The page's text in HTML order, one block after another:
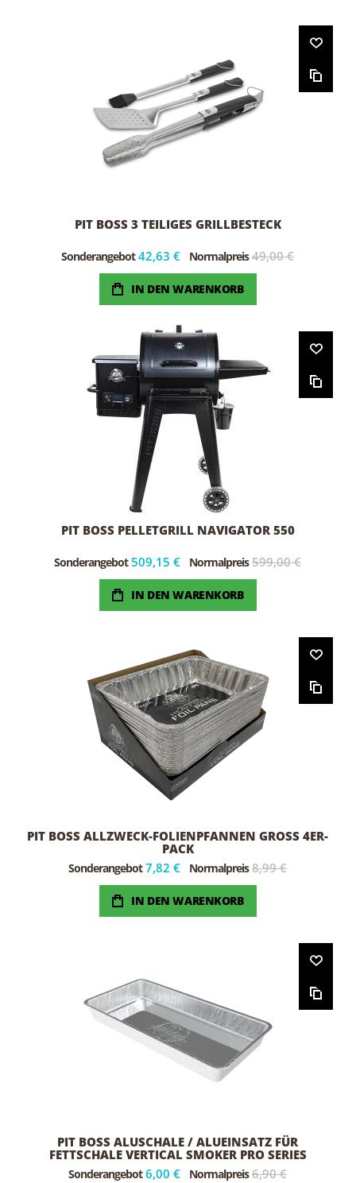
PIT BOSS 3 TEILIGES GRILLBESTECK
Sonderangebot 42,63 € Normalpreis 49,00 €
IN DEN WARENKORB
PIT BOSS PELLETGRILL NAVIGATOR 550
Sonderangebot 509,15 € Normalpreis 599,00 €
IN DEN WARENKORB
PIT BOSS ALLZWECK-FOLIENPFANNEN GROSS 4ER-P
ACK
Sonderangebot 7,82 € Normalpreis 8,99 €
IN DEN WARENKORB
PIT BOSS ALUSCHALE / ALUEINSATZ FÜR
FETTSCHALE VERTICAL SMOKER PRO SERIES
Sonderangebot 6,00 € Normalpreis 6,90 €